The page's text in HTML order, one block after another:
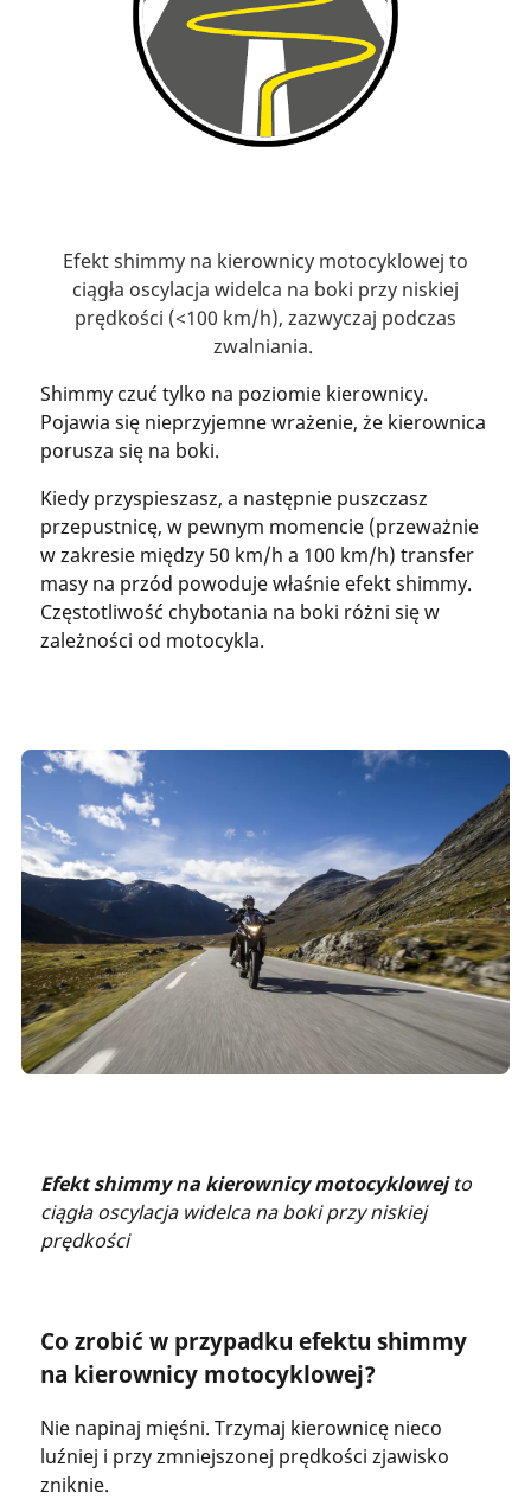
Efekt shimmy na kierownicy motocyklowej to
ciągła oscylacja widelca na boki przy niskiej
prędkości (<100 km/h), zazwyczaj podczas
zwalniania.
Shimmy czuć tylko na poziomie kierownicy.
Pojawia się nieprzyjemne wrażenie, że kierownica
porusza się na boki.
Kiedy przyspieszasz, a następnie puszczasz
przepustnicę, w pewnym momencie (przeważnie
w zakresie między 50 km/h a 100 km/h) transfer
masy na przód powoduje właśnie efekt shimmy.
Częstotliwość chybotania na boki różni się w
zależności od motocykla.
Efekt shimmy na kierownicy motocyklowejto
ciągła oscylacja widelca na boki przy niskiej
prędkości
Co zrobić w przypadku efektu shimmy
na kierownicy motocyklowej?
Nie napinaj mięśni. Trzymaj kierownicę nieco
luźniej i przy zmniejszonej prędkości zjawisko
zniknie.